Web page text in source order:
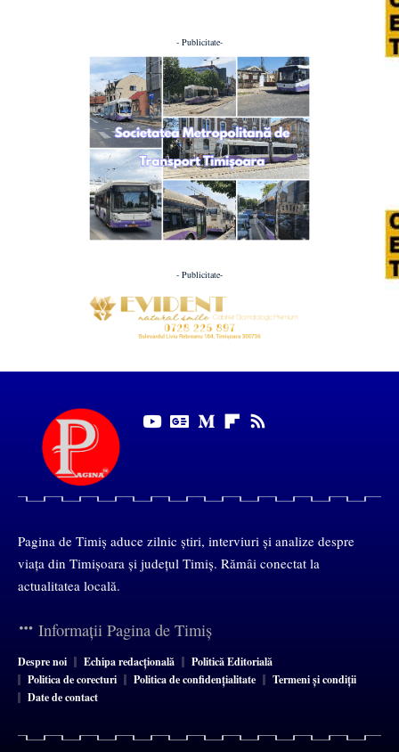
- Publicitate-
- Publicitate-
Pagina de Timiș aduce zilnic știri, interviuri și analize despre
viața din Timișoara și județul Timiș. Rămâi conectat la
actualitatea locală.
Informații Pagina de Timiș
Despre noi Echipa redacțională
Politică Editorială
Politica de corecturi
Politica de confidențialitate
Termeni și condiții
Date de contact